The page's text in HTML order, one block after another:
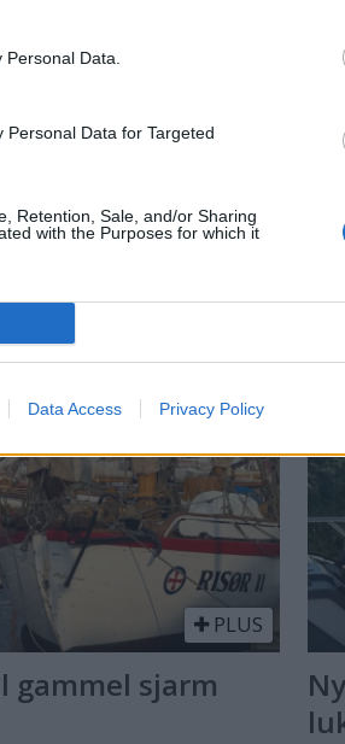
Data.
Data for Targeted
Retention, Sale, and/or Sharing
with the Purposes for which it
Data Access Privacy Policy
Siste havn
Emanuelsen i dag. Klagen
båtene er allerede vraket.
PLUS
gammel sjarm